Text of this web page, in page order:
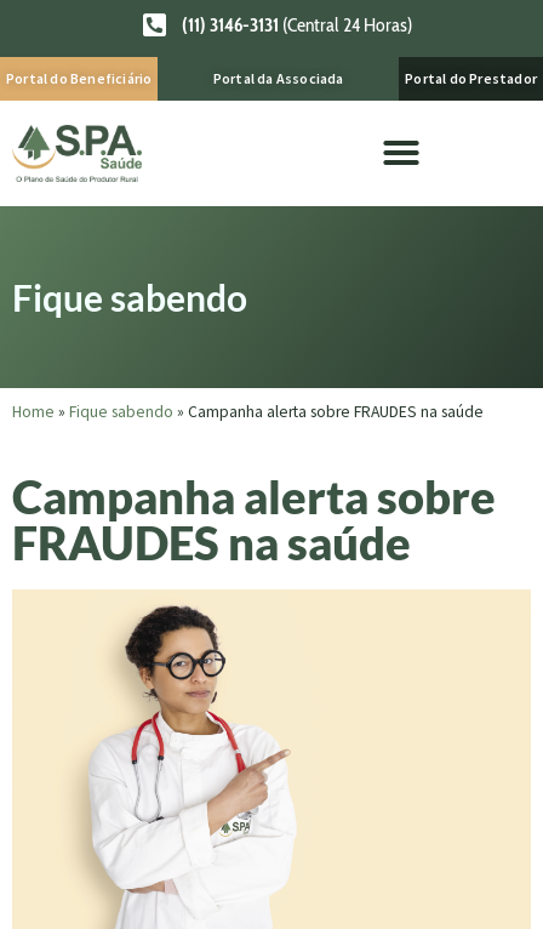
(11) 3146-3131 (Central 24 Horas)
Portal do Beneficiário Portal da Associada Portal do Prestador
Fique sabendo
Home » Fique sabendo » Campanha alerta sobre FRAUDES na saúde
Campanha alerta sobre
FRAUDES na saúde